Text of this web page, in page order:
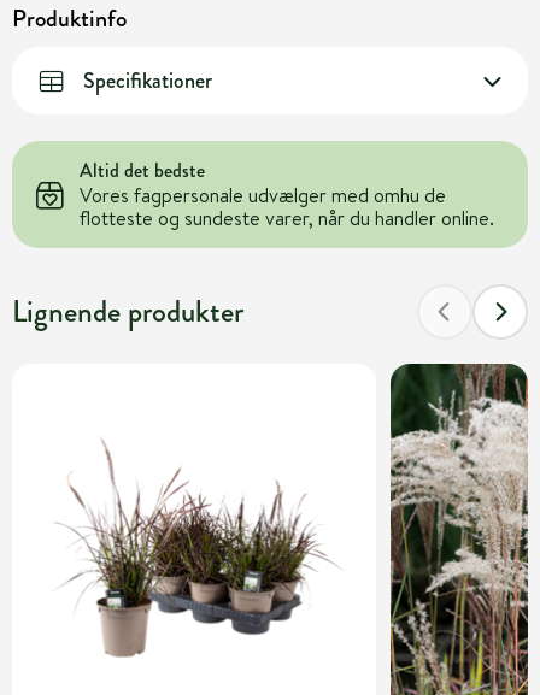
Produktinfo
Specifikationer
Altid det bedste
Vores fagpersonale udvælger med omhu de
flotteste og sundeste varer, når du handler online.
Lignende produkter